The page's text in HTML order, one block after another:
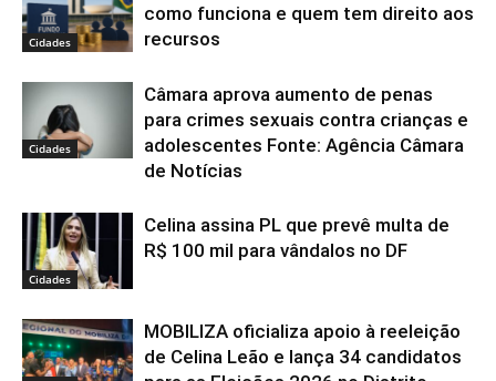
Cidades
como funciona e quem tem direito aos
recursos
Cidades
Câmara aprova aumento de penas
para crimes sexuais contra crianças e
adolescentes Fonte: Agência Câmara
de Notícias
Cidades
Celina assina PL que prevê multa de
R$ 100 mil para vândalos no DF
MOBILIZA oficializa apoio à reeleição
de Celina Leão e lança 34 candidatos